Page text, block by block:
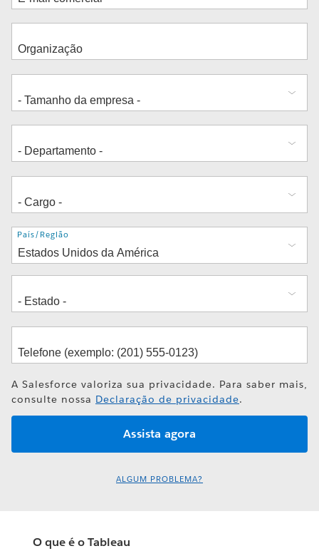
Endereço
País/Região
A Salesforce valoriza sua privacidade. Para saber mais,
consulte nossa Declaração de privacidade.
ALGUM PROBLEMA?
O que é o Tableau